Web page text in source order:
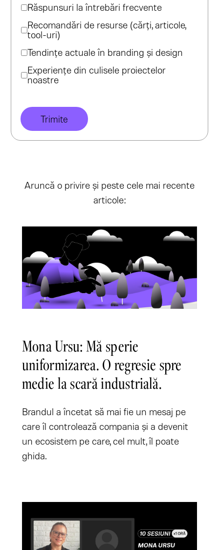
Răspunsuri la întrebări frecvente
Recomandări de resurse (cărți, articole,
tool-uri)
Tendințe actuale în branding și design
Experiențe din culisele proiectelor
noastre
Aruncă o privire și peste cele mai recente
articole:
Mona Ursu: Mă sperie
uniformizarea. O regresie spre
medie la scară industrială.
Brandul a încetat să mai fie un mesaj pe
care îl controlează compania și a devenit
un ecosistem pe care, cel mult, îl poate
ghida.